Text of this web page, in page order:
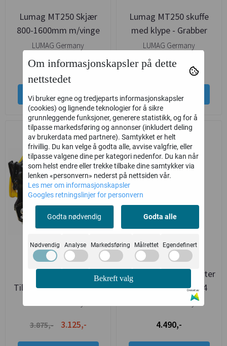
Lumag MT250 Skjær
800-1600mm m/vinge
LUMAG Germany
17.375,-
Kjøp
Lumag MT250 skuffe
med klype - Grabber
LUMAG Germany
14.875,- 12.500,-
Kjøp
-19%
Lumag MT250
Tilhengerkule / Adapter
3.875,- 3.125,-
Lumag Proff Steinkutter
/ Steinsaks LST3314
LUMAG Germany
4.490,-
Om informasjonskapsler på dette
nettstedet
Vi bruker egne og tredjeparts informasjonskapsler
(cookies) og lignende teknologier for å sikre
grunnleggende funksjoner, generere statistikk, og for å
tilpasse markedsføring og annonser (inkludert deling
av brukerdata med partnere). Samtykket er helt
frivillig. Du kan velge å godta alle, avvise valgfrie, eller
tilpasse valgene dine per kategori nedenfor. Du kan når
som helst endre eller trekke tilbake dine samtykker via
lenken «personvern» nederst på nettsiden vår.
Les mer om informasjonskapsler
Googles retningslinjer for personvern
Godta nødvendig Godta alle
Nødvendig Analyse Markedsføring Målrettet Egendefinert
Bekreft valg
Drevet av